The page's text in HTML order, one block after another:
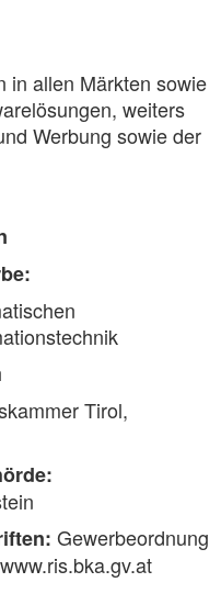
in allen Märkten sowie
weiters
Werbung sowie der
Tirol,
Gewerbeordnung